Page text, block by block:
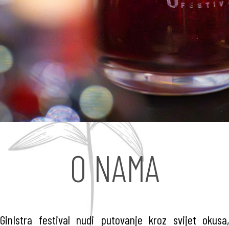
O NAMA
GinIstra festival nudi putovanje kroz svijet okusa,